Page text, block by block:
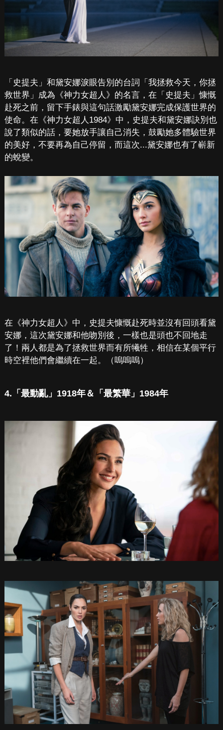
「史提夫」和黛安娜淚眼告別的台詞「我拯救今天，你拯
救世界」成為《神力女超人》的名言，在「史提夫」慷慨
赴死之前，留下手錶與這句話激勵黛安娜完成保護世界的
使命。在《神力女超人1984》中，史提夫和黛安娜訣別也
說了類似的話，要她放手讓自己消失，鼓勵她多體驗世界
的美好，不要再為自己停留，而這次...黛安娜也有了嶄新
的蛻變。
在《神力女超人》中，史提夫慷慨赴死時並沒有回頭看黛
安娜，這次黛安娜和他吻別後，一樣也是頭也不回地走
了！兩人都是為了拯救世界而有所犧牲，相信在某個平行
時空裡他們會繼續在一起。（嗚嗚嗚）
4.「最動亂」1918年＆「最繁華」1984年